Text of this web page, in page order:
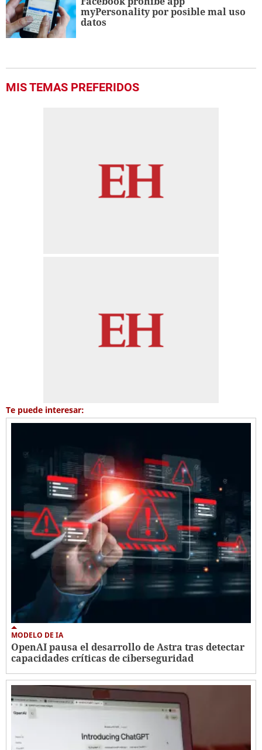
myPersonality por posible mal uso
datos
MIS TEMAS PREFERIDOS
Te puede interesar:
MODELO DE IA
OpenAI pausa el desarrollo de Astra tras detectar
capacidades críticas de ciberseguridad